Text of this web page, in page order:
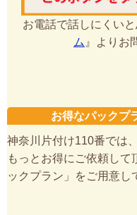
お電話で話しにくい
ム 』よりお
お得なパックプ
神奈川片付け110番では
もっとお得にご依頼し
ックプラン」をご用意し